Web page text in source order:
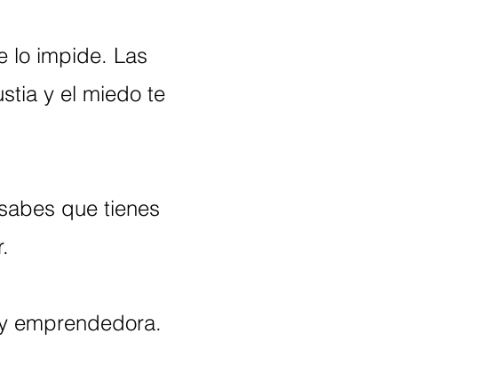
lo impide. Las
y el miedo te
que tienes
emprendedora.